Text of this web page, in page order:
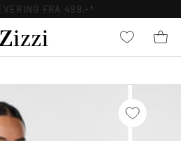
FRA 499,-*